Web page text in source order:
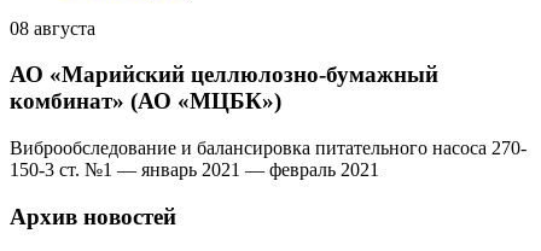
08 августа
АО «Марийский целлюлозно-бумажный
комбинат» (АО «МЦБК»)
Виброобследование и балансировка питательного насоса 270-
150-3 ст. №1 — январь 2021 — февраль 2021
Архив новостей